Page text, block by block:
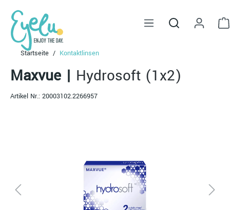
springen
Startseite Kontaktlinsen
Maxvue | Hydrosoft (1x2)
Artikel Nr.: 20003102.2266957